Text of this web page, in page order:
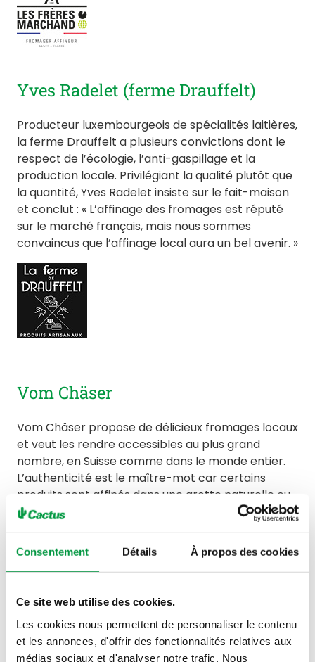
Consentement Détails À propos des cookies
Ce site web utilise des cookies.
Les cookies nous permettent de personnaliser le contenu
et les annonces, d'offrir des fonctionnalités relatives aux
médias sociaux et d'analyser notre trafic. Nous
Yves Radelet (ferme Drauffelt)
Producteur luxembourgeois de spécialités laitières,
la ferme Drauffelt a plusieurs convictions dont le
respect de l’écologie, l’anti-gaspillage et la
production locale. Privilégiant la qualité plutôt que
la quantité, Yves Radelet insiste sur le fait-maison
et conclut : « L’affinage des fromages est réputé
sur le marché français, mais nous sommes
convaincus que l’affinage local aura un bel avenir. »
Vom Chäser
Vom Chäser propose de délicieux fromages locaux
et veut les rendre accessibles au plus grand
nombre, en Suisse comme dans le monde entier.
L’authenticité est le maître-mot car certains
produits sont affinés dans une grotte naturelle ou
dans une cave d’affinage ! Selon la caractéristique
du fromage, il y a un processus spécifique qui se
cache derrière.